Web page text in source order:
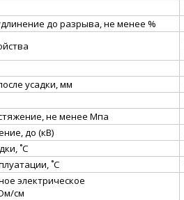
до разрыва, не менее %
усадки, мм
не менее Мпа
до (кВ)
˚С
˚С
электрическое
см